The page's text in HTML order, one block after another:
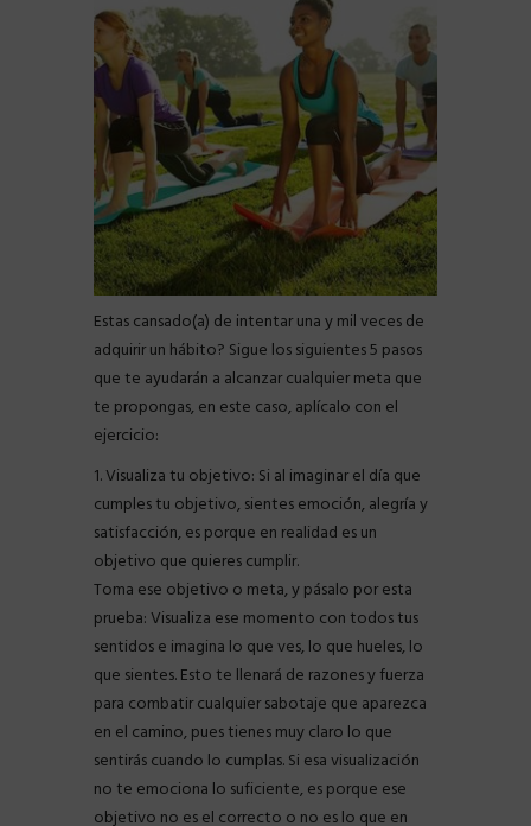
Estas cansado(a) de intentar una y mil veces de
adquirir un hábito? Sigue los siguientes 5 pasos
que te ayudarán a alcanzar cualquier meta que
te propongas, en este caso, aplícalo con el
ejercicio:
1. Visualiza tu objetivo: Si al imaginar el día que
cumples tu objetivo, sientes emoción, alegría y
satisfacción, es porque en realidad es un
objetivo que quieres cumplir.
Toma ese objetivo o meta, y pásalo por esta
prueba: Visualiza ese momento con todos tus
sentidos e imagina lo que ves, lo que hueles, lo
que sientes. Esto te llenará de razones y fuerza
para combatir cualquier sabotaje que aparezca
en el camino, pues tienes muy claro lo que
sentirás cuando lo cumplas. Si esa visualización
no te emociona lo suficiente, es porque ese
objetivo no es el correcto o no es lo que en